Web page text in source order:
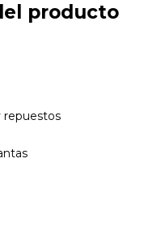
producto
repuestos